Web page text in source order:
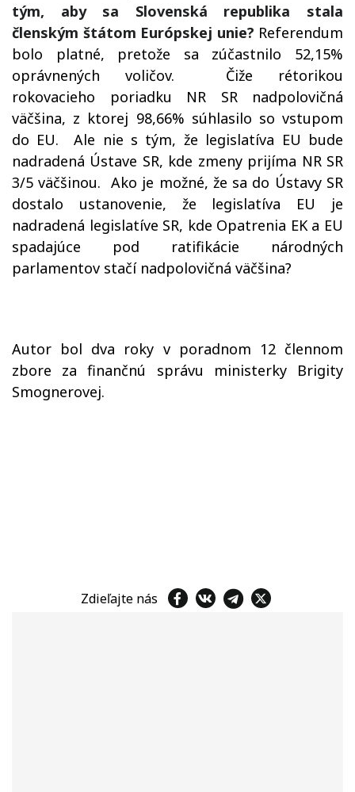
tým, aby sa Slovenská republika stala
členským štátom Európskej unie? Referendum
bolo platné, pretože sa zúčastnilo 52,15%
oprávnených voličov.
Čiže rétorikou
rokovacieho poriadku NR SR nadpolovičná
väčšina, z ktorej 98,66% súhlasilo so vstupom
do EU.
Ale nie s tým, že legislatíva EU bude
nadradená Ústave SR, kde zmeny prijíma NR SR
3/5 väčšinou. Ako je možné, že sa do Ústavy SR
dostalo ustanovenie, že legislatíva EU je
nadradená legislatíve SR, kde Opatrenia EK a EU
spadajúce pod ratifikácie národných
parlamentov stačí nadpolovičná väčšina?
Autor bol dva roky v poradnom 12 člennom
zbore za finančnú správu ministerky Brigity
Smognerovej.
Zdieľajte nás